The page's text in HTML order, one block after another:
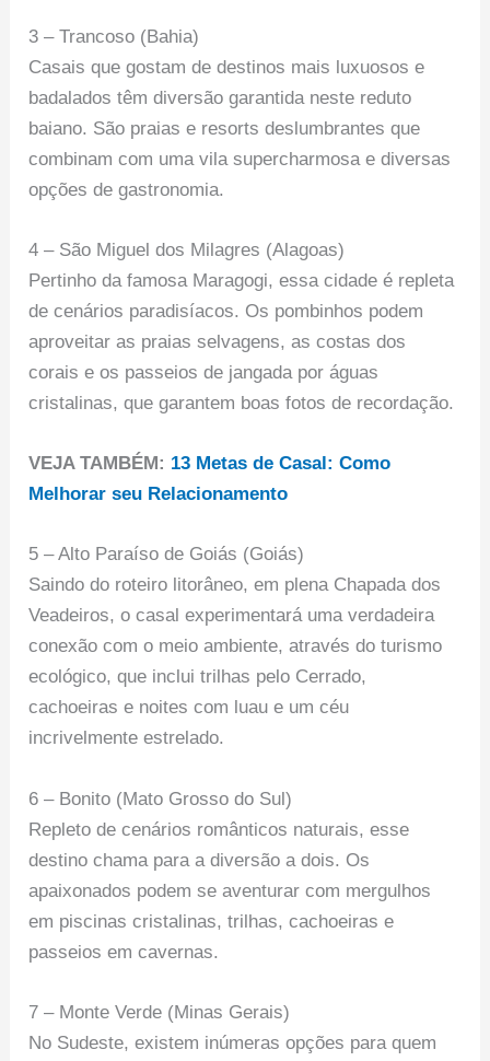
3 – Trancoso (Bahia)
Casais que gostam de destinos mais luxuosos e
badalados têm diversão garantida neste reduto
baiano. São praias e resorts deslumbrantes que
combinam com uma vila supercharmosa e diversas
opções de gastronomia.
4 – São Miguel dos Milagres (Alagoas)
Pertinho da famosa Maragogi, essa cidade é repleta
de cenários paradisíacos. Os pombinhos podem
aproveitar as praias selvagens, as costas dos
corais e os passeios de jangada por águas
cristalinas, que garantem boas fotos de recordação.
VEJA TAMBÉM: 13 Metas de Casal: Como
Melhorar seu Relacionamento
5 – Alto Paraíso de Goiás (Goiás)
Saindo do roteiro litorâneo, em plena Chapada dos
Veadeiros, o casal experimentará uma verdadeira
conexão com o meio ambiente, através do turismo
ecológico, que inclui trilhas pelo Cerrado,
cachoeiras e noites com luau e um céu
incrivelmente estrelado.
6 – Bonito (Mato Grosso do Sul)
Repleto de cenários românticos naturais, esse
destino chama para a diversão a dois. Os
apaixonados podem se aventurar com mergulhos
em piscinas cristalinas, trilhas, cachoeiras e
passeios em cavernas.
7 – Monte Verde (Minas Gerais)
No Sudeste, existem inúmeras opções para quem